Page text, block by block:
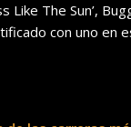
Like The Sun’,
con uno en